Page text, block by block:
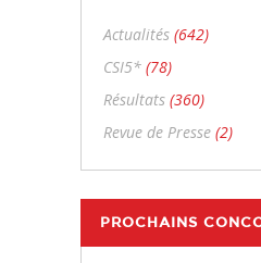
Actualités (642)
CSI5* (78)
Résultats (360)
Revue de Presse (2)
PROCHAINS